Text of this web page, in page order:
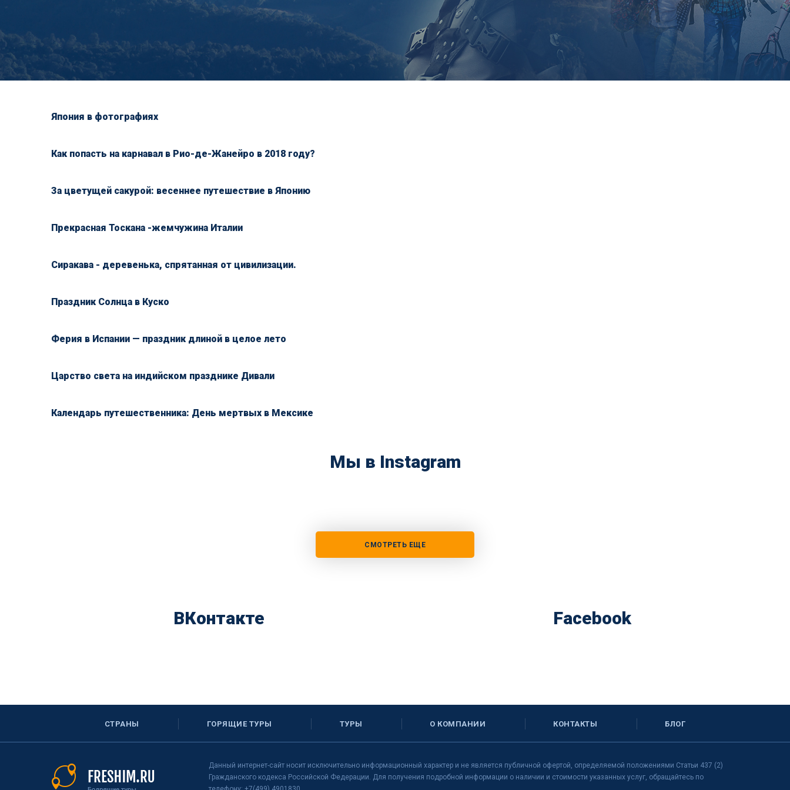
Япония в фотографиях
Как попасть на карнавал в Рио-де-Жанейро в 2018 году?
За цветущей сакурой: весеннее путешествие в Японию
Прекрасная Тоскана -жемчужина Италии
Сиракава - деревенька, спрятанная от цивилизации.
Праздник Солнца в Куско
Ферия в Испании — праздник длиной в целое лето
Царство света на индийском празднике Дивали
Календарь путешественника: День мертвых в Мексике
Мы в Instagram
СМОТРЕТЬ ЕЩЕ
ВКонтакте Facebook
СТРАНЫ ГОРЯЩИЕ ТУРЫ ТУРЫ О КОМПАНИИ КОНТАКТЫ БЛОГ
Данный интернет-сайт носит исключительно информационный характер и не является публичной офертой, определяемой положениями Статьи 437 (2)
Гражданского кодекса Российской Федерации. Для получения подробной информации о наличии и стоимости указанных услуг, обращайтесь по